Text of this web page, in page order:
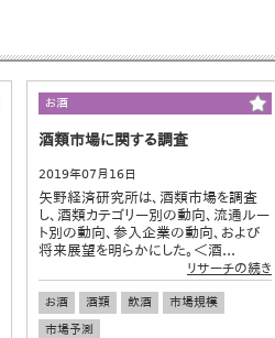
お酒
酒類市場に関する調査
2019年07月16日
矢野経済研究所は、酒類市場を調査
し、酒類カテゴリー別の動向、流通ルー
ト別の動向、参入企業の動向、および
将来展望を明らかにした。＜酒...
リサーチの続き
お酒 酒類 飲酒
市場規模
市場予測